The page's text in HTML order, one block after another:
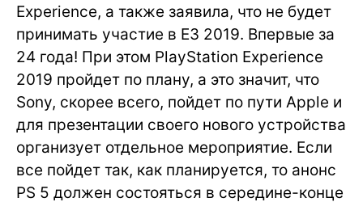
Experience, а также заявила, что не будет
принимать участие в Е3 2019. Впервые за
24 года! При этом PlayStation Experience
2019 пройдет по плану, а это значит, что
Sony, скорее всего, пойдет по пути Apple и
для презентации своего нового устройства
организует отдельное мероприятие. Если
все пойдет так, как планируется, то анонс
PS 5 должен состояться в середине-конце